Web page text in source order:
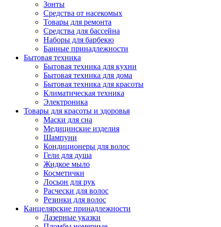
Зонты
Средства от насекомых
Товары для ремонта
Средства для бассейна
Наборы для барбекю
Банные принадлежности
Бытовая техника
Бытовая техника для кухни
Бытовая техника для дома
Бытовая техника для красоты
Климатическая техника
Электроника
Товары для красоты и здоровья
Маски для сна
Медицинские изделия
Шампуни
Кондиционеры для волос
Гели для душа
Жидкое мыло
Косметички
Лосьон для рук
Расчески для волос
Резинки для волос
Канцелярские принадлежности
Лазерные указки